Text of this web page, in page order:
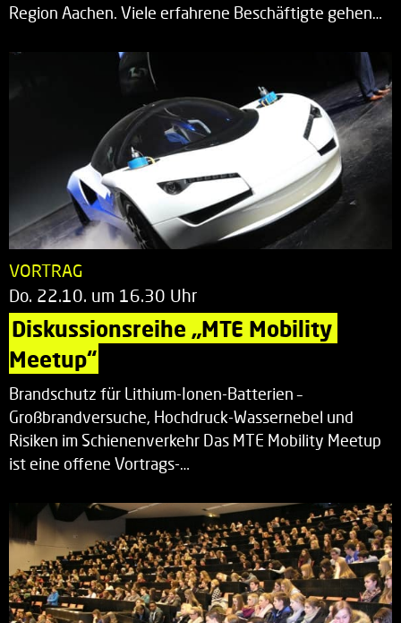
Region Aachen. Viele erfahrene Beschäftigte gehen…
VORTRAG
Do. 22.10. um 16.30 Uhr
Diskussionsreihe „MTE Mobility
Meetup“
Brandschutz für Lithium-Ionen-Batterien –
Großbrandversuche, Hochdruck-Wassernebel und
Risiken im Schienenverkehr Das MTE Mobility Meetup
ist eine offene Vortrags-…